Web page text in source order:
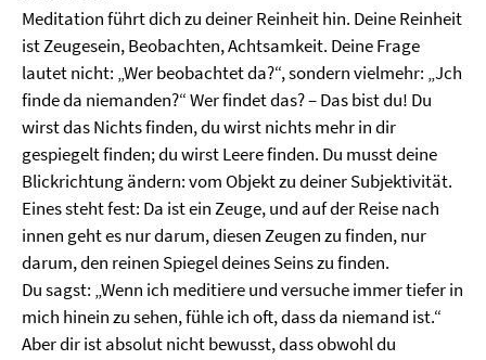
Meditation führt dich zu deiner Reinheit hin. Deine Reinheit
ist Zeugesein, Beobachten, Achtsamkeit. Deine Frage
lautet nicht: „Wer beobachtet da?“, sondern vielmehr: „Jch
finde da niemanden?“ Wer findet das? – Das bist du! Du
wirst das Nichts finden, du wirst nichts mehr in dir
gespiegelt finden; du wirst Leere finden. Du musst deine
Blickrichtung ändern: vom Objekt zu deiner Subjektivität.
Eines steht fest: Da ist ein Zeuge, und auf der Reise nach
innen geht es nur darum, diesen Zeugen zu finden, nur
darum, den reinen Spiegel deines Seins zu finden.
Du sagst: „Wenn ich meditiere und versuche immer tiefer in
mich hinein zu sehen, fühle ich oft, dass da niemand ist.“
Aber dir ist absolut nicht bewusst, dass obwohl du